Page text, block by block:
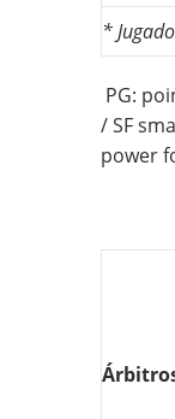
*
PG:
/ SF
power